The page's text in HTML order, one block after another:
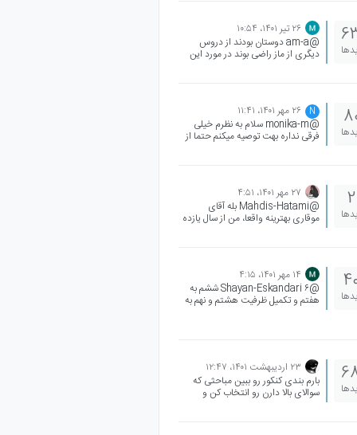
، ممکنه جوابتون رو در سوالات دوستان
دیگه پیدا کنید) موفق باشید
۲۶ تیر ۱۴۰۱،‏ ۱۰:۵۴
@am-a دوستان بودند از دروس
دیگری از ماز راضی بوند در مورد این
N
۲۶ مهر ۱۴۰۱،‏ ۱۱:۴۱
@monika-m سلام به نظرم خیلی
فرقی نداره بهت توصیه میکنم حتما از
۲۷ مهر ۱۴۰۱،‏ ۴:۵۱
@Mahdis-Hatami بله آقای
موقاری‌ بهترینه واقعا، من از سال یازده
آزمونم که 22 مهر بود 60 درصد زدم
۱۴ مهر ۱۴۰۱،‏ ۴:۱۵
@Shayan-Eskandari ۶ ششم به
هفتم و تکمیل ظرفیت هشتم و نهم به
۲۳ اردیبهشت ۱۴۰۱،‏ ۱۲:۴۷
بارم بندی کنکور رو ببین مباحثی که
سوالای بالا دارن رو انتخاب کن و